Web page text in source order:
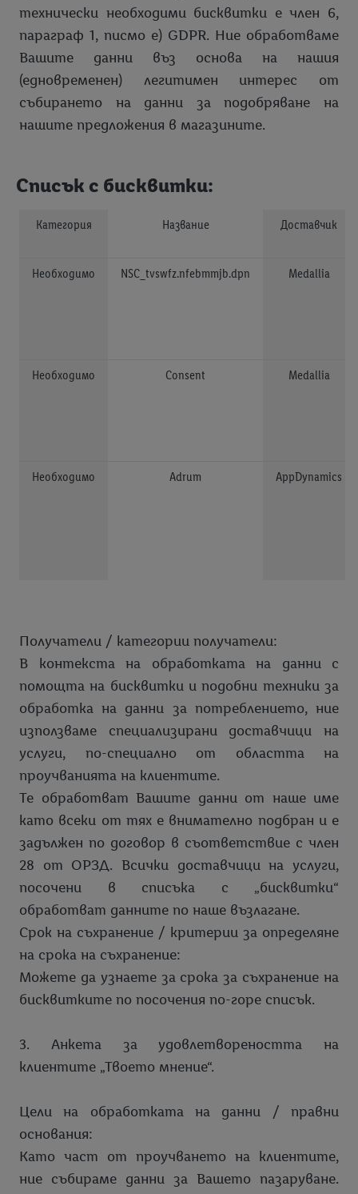
технически необходими бисквитки е член 6,
параграф 1, писмо е) GDPR. Ние обработваме
Вашите данни въз основа на нашия
(едновременен) легитимен интерес от
събирането на данни за подобряване на
нашите предложения в магазините.
Списък с бисквитки:
Категория Название Доставчик
Необходимо NSC_tvswfz.nfebmmjb.dpn Medallia
Необходимо Consent Medallia
Необходимо Adrum AppDynamics
Получатели / категории получатели:
В контекста на обработката на данни с
помощта на бисквитки и подобни техники за
обработка на данни за потреблението, ние
използваме специализирани доставчици на
услуги, по-специално от областта на
проучванията на клиентите.
Те обработват Вашите данни от наше име
като всеки от тях е внимателно подбран и е
задължен по договор в съответствие с член
28 от ОРЗД. Всички доставчици на услуги,
посочени в списъка с „бисквитки“
обработват данните по наше възлагане.
Срок на съхранение / критерии за определяне
на срока на съхранение:
Можете да узнаете за срока за съхранение на
бисквитките по посочения по-горе списък.
3. Анкета за удовлетвореността на
клиентите „Твоето мнение“.
Цели на обработката на данни / правни
основания:
Като част от проучването на клиентите,
ние събираме данни за Вашето пазаруване.